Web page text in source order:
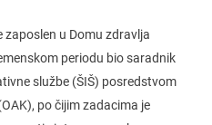
zaposlen u Domu zdravlja
periodu bio saradnik
službe (ŠIŠ) posredstvom
po čijim zadacima je